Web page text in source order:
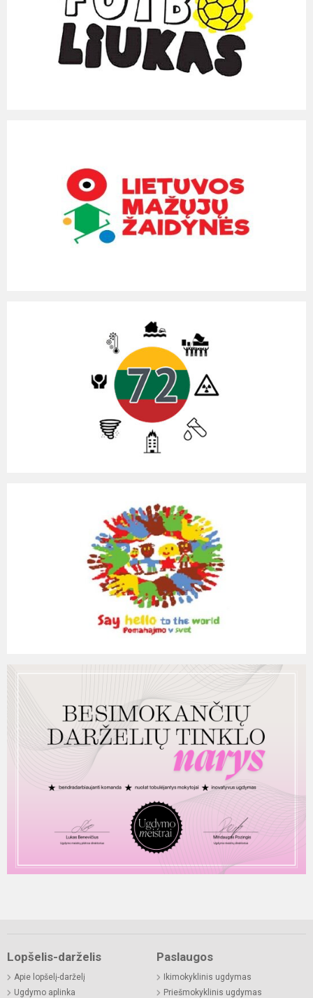
Lopšelis-darželis
Apie lopšelį-darželį
Ugdymo aplinka
Paslaugos
Ikimokyklinis ugdymas
Priešmokyklinis ugdymas